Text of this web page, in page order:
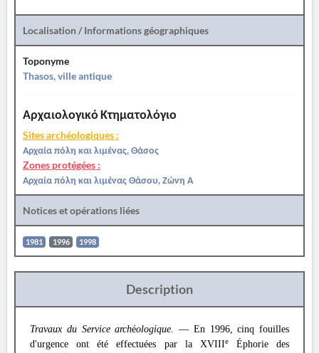
Localisation / Informations géographiques
Toponyme
Thasos, ville antique
Αρχαιολογικό Κτηματολόγιο
Sites archéologiques :
Αρχαία πόλη και λιμένας, Θάσος
Zones protégées :
Αρχαία πόλη και λιμένας Θάσου, Ζώνη Α
Notices et opérations liées
1981 1996 1998
Description
Travaux du Service archéologique. — En 1996, cinq fouilles
d'urgence ont été effectuées par la XVIIIeÉphorie des